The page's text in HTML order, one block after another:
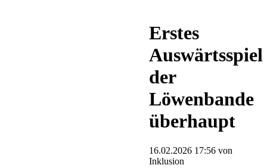
Erstes
Auswärtsspiel
der
Löwenbande
überhaupt
16.02.2026 17:56 von
Inklusion